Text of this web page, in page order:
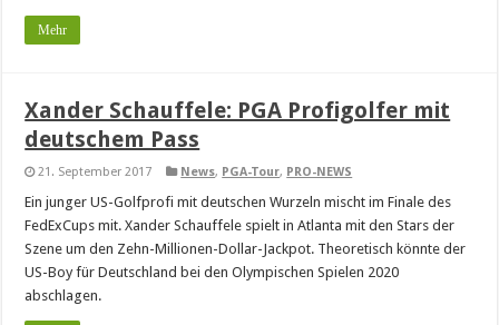
Mehr
Xander Schauffele: PGA Profigolfer mit
deutschem Pass
21. September 2017 News, PGA-Tour, PRO-NEWS
Ein junger US-Golfprofi mit deutschen Wurzeln mischt im Finale des
FedExCups mit. Xander Schauffele spielt in Atlanta mit den Stars der
Szene um den Zehn-Millionen-Dollar-Jackpot. Theoretisch könnte der
US-Boy für Deutschland bei den Olympischen Spielen 2020
abschlagen.